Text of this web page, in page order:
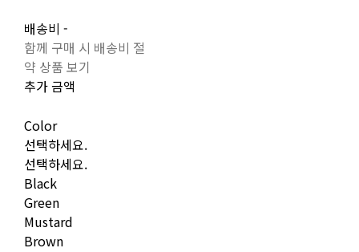
배송비 -
함께 구매 시 배송비 절
약 상품 보기
추가 금액
Color
선택하세요.
선택하세요.
Black
Green
Mustard
Brown